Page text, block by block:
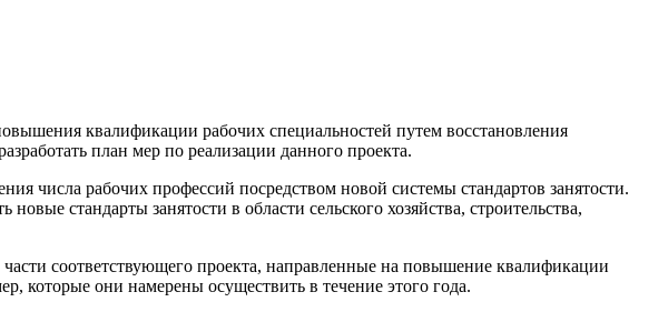
ква­лификации рабочих специаль­ностей путем восстановления
план мер по реализации данно­го проекта.
числа ра­бочих профессий посредством новой системы стандартов заня­тости.
стандарты занятости в облас­ти сельского хозяйства, строительства,
соответствующего проекта, направлен­ные на повышение квалифика­ции
которые они намерены осуществить в те­чение этого года.